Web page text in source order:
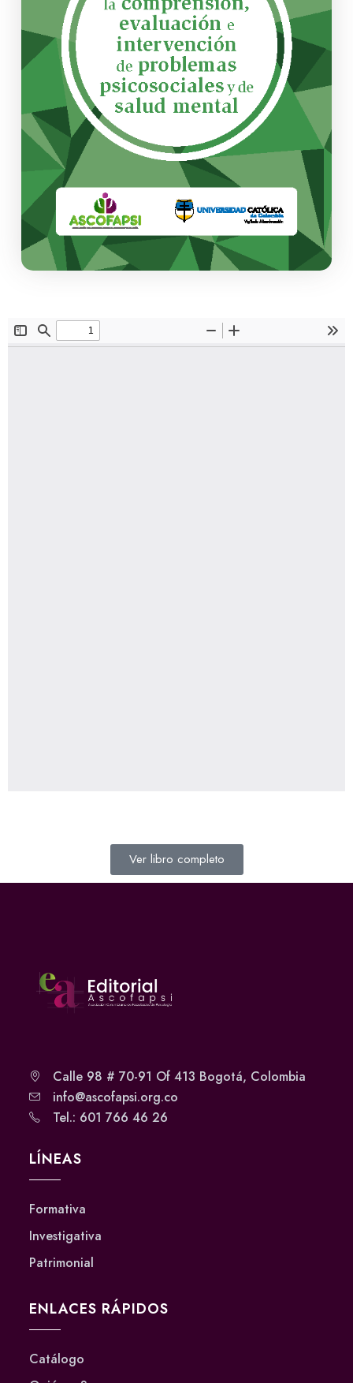
Ver libro completo
Calle 98 # 70-91 Of 413 Bogotá, Colombia
info@ascofapsi.org.co
Tel.: 601 766 46 26
LÍNEAS
Formativa
Investigativa
Patrimonial
ENLACES RÁPIDOS
Catálogo